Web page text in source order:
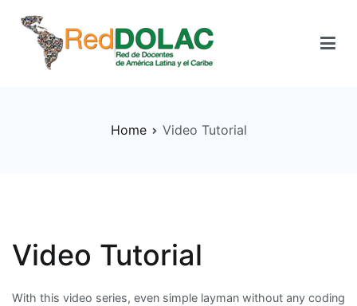
Home Video Tutorial
Video Tutorial
With this video series, even simple layman without any coding